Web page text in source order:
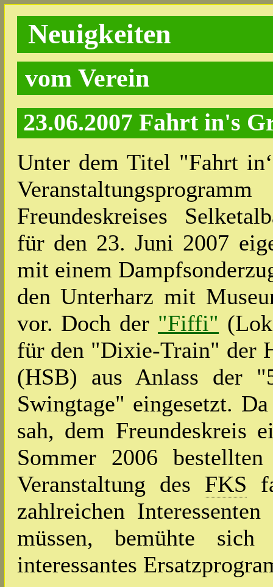
Neuigkeiten
vom Verein
23.06.2007 Fahrt in's
Unter dem Titel "Fahrt
Freundeskreises
für den 23. Juni 2007
mit einem
den Unterharz mit
vor. Doch der "Fiffi"
für den "Dixie-Train" der
(HSB) aus Anlass der
Swingtage" eingesetzt.
sah, dem Freundeskreis
Sommer 2006
Veranstaltung des FKS
zahlreichen
müssen, bemühte
interessantes